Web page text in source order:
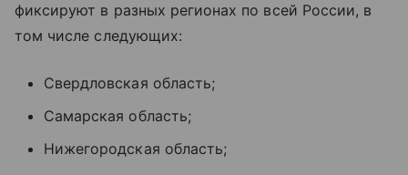
фиксируют в разных регионах по всей России, в
том числе следующих:
Свердловская область;
Самарская область;
Нижегородская область;